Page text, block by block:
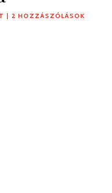
| 2 HOZZÁSZÓLÁSOK